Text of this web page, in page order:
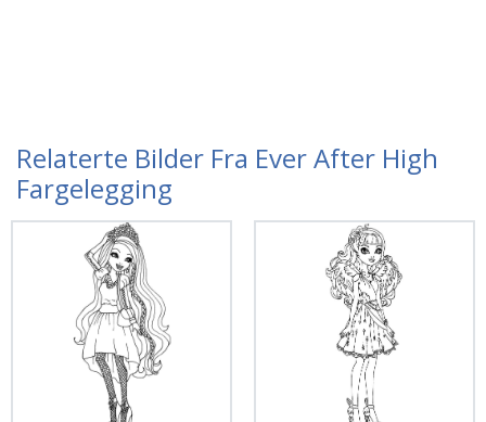
Relaterte Bilder Fra Ever After High
Fargelegging